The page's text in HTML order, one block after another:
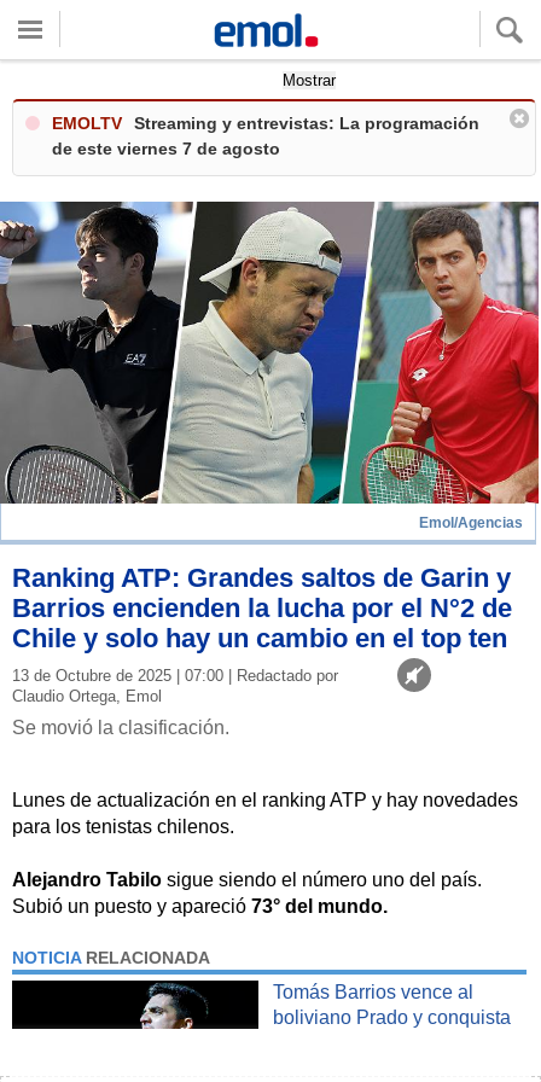
Mostrar
EMOLTV
Streaming y entrevistas: La programación
de este viernes 7 de agosto
Emol/Agencias
Ranking ATP: Grandes saltos de Garin y
Barrios encienden la lucha por el N°2 de
Chile y solo hay un cambio en el top ten
13 de Octubre de 2025 | 07:00 | Redactado por
Claudio Ortega, Emol
Se movió la clasificación.
Lunes de actualización en el ranking ATP y hay novedades
para los tenistas chilenos.
Alejandro Tabilo sigue siendo el número uno del país.
Subió un puesto y apareció 73° del mundo.
NOTICIARELACIONADA
Tomás Barrios vence al
boliviano Prado y conquista